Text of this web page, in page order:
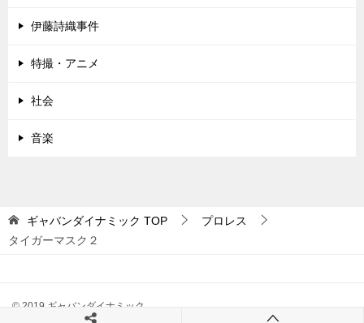
伊藤詩織事件
特撮・アニメ
社会
音楽
ギャバンダイナミック TOP
プロレス
タイガーマスク２
© 2019 ギャバンダイナミック